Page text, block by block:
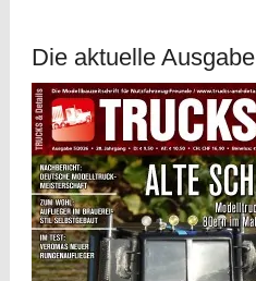
Die aktuelle Ausgabe